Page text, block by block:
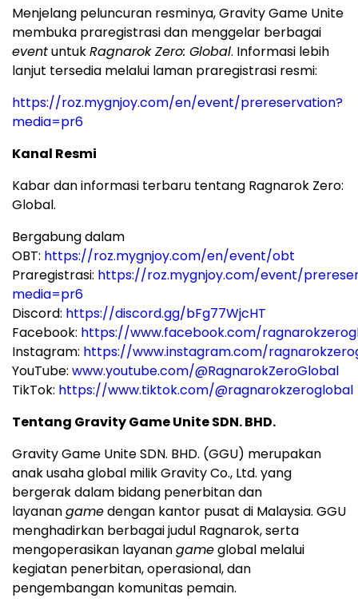
Menjelang peluncuran resminya, Gravity Game Unite
membuka praregistrasi dan menggelar berbagai
eventuntukRagnarok Zero: Global. Informasi lebih
lanjut tersedia melalui laman praregistrasi resmi:
https://roz.mygnjoy.com/en/event/prereservation?
media=pr6
Kanal Resmi
Kabar dan informasi terbaru tentang Ragnarok Zero:
Global.
Bergabung dalam
OBT: https://roz.mygnjoy.com/en/event/obt
Praregistrasi: https://roz.mygnjoy.com/event/
media=pr6
Discord: https://discord.gg/bFg77WjcHT
Facebook: https://www.facebook.com/
Instagram: https://www.instagram.com/
YouTube: www.youtube.com/@RagnarokZeroGlobal
TikTok: https://www.tiktok.com/@ragnarokzeroglobal
Tentang Gravity Game Unite SDN. BHD.
Gravity Game Unite SDN. BHD. (GGU) merupakan
anak usaha global milik Gravity Co., Ltd. yang
bergerak dalam bidang penerbitan dan
layanangamedengan kantor pusat di Malaysia. GGU
menghadirkan berbagai judul Ragnarok, serta
mengoperasikan layanangameglobal melalui
kegiatan penerbitan, operasional, dan
pengembangan komunitas pemain.